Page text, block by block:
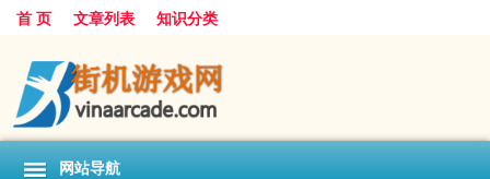
首 页 文章列表 知识分类
网站导航